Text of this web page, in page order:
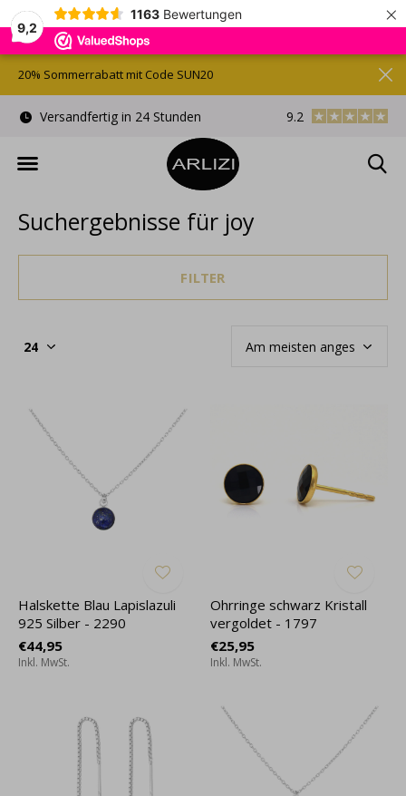
9,2
1163 Bewertungen ×
Kostenlose Geschenkverpackung Kostenloser
9.2
20% Sommerrabatt mit Code SUN20
Suchergebnisse für joy
FILTER
Halskette Blau Lapislazuli
925 Silber - 2290
€44,95
Inkl. MwSt.
Ohrringe schwarz Kristall
vergoldet - 1797
€25,95
Inkl. MwSt.